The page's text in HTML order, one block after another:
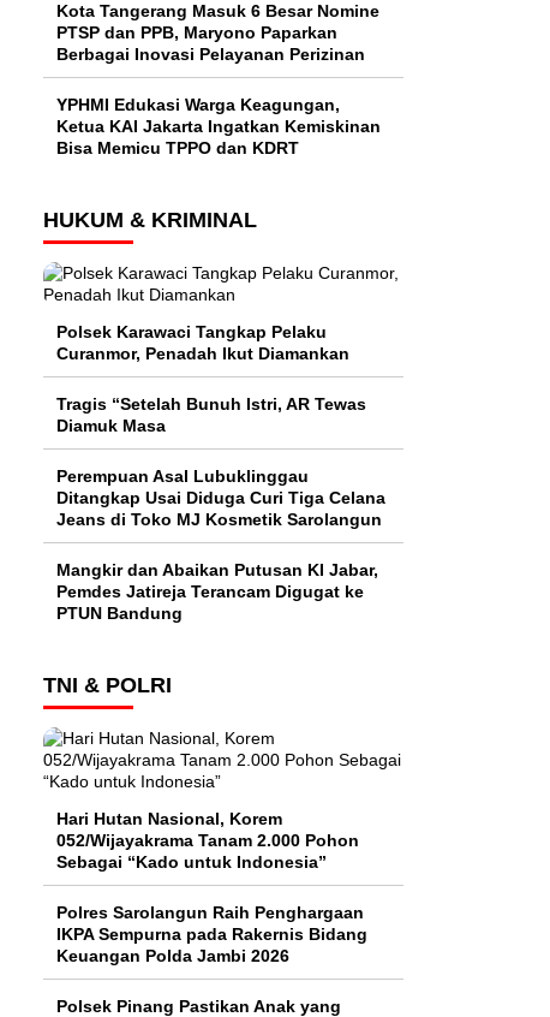
Kota Tangerang Masuk 6 Besar Nomine
PTSP dan PPB, Maryono Paparkan
Berbagai Inovasi Pelayanan Perizinan
YPHMI Edukasi Warga Keagungan,
Ketua KAI Jakarta Ingatkan Kemiskinan
Bisa Memicu TPPO dan KDRT
HUKUM & KRIMINAL
Polsek Karawaci Tangkap Pelaku
Curanmor, Penadah Ikut Diamankan
Tragis “Setelah Bunuh Istri, AR Tewas
Diamuk Masa
Perempuan Asal Lubuklinggau
Ditangkap Usai Diduga Curi Tiga Celana
Jeans di Toko MJ Kosmetik Sarolangun
Mangkir dan Abaikan Putusan KI Jabar,
Pemdes Jatireja Terancam Digugat ke
PTUN Bandung
TNI & POLRI
Hari Hutan Nasional, Korem
052/Wijayakrama Tanam 2.000 Pohon
Sebagai “Kado untuk Indonesia”
Polres Sarolangun Raih Penghargaan
IKPA Sempurna pada Rakernis Bidang
Keuangan Polda Jambi 2026
Polsek Pinang Pastikan Anak yang